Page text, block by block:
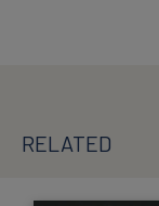
RELATED